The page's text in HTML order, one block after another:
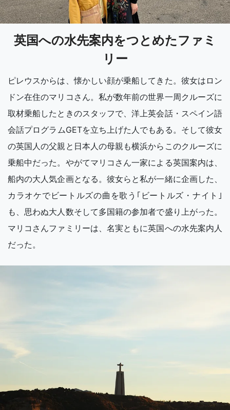
英国への水先案内をつとめたファミ
リー
ピレウスからは、懐かしい顔が乗船してきた。彼女はロン
ドン在住のマリコさん。私が数年前の世界一周クルーズに
取材乗船したときのスタッフで、洋上英会話・スペイン語
会話プログラムGETを立ち上げた人でもある。そして彼女
の英国人の父親と日本人の母親も横浜からこのクルーズに
乗船中だった。やがてマリコさん一家による英国案内は、
船内の大人気企画となる。彼女らと私が一緒に企画した、
カラオケでビートルズの曲を歌う｢ビートルズ・ナイト｣
も、思わぬ大人数そして多国籍の参加者で盛り上がった。
マリコさんファミリーは、名実ともに英国への水先案内人
だった。